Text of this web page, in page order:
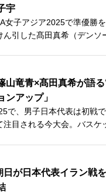
宇
女子アジア2025で準優勝
引した髙田真希（デンソ
山竜青×髙田真希が語
ンアップ」
で、男子日本代表は初戦
目される今大会。バスケ
が日本代表イラン戦